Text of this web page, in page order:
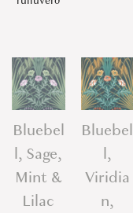
-
C
o
l
e
&
Bluebel
l, Sage,
Mint &
Lilac
Bluebel
l,
Viridia
n,